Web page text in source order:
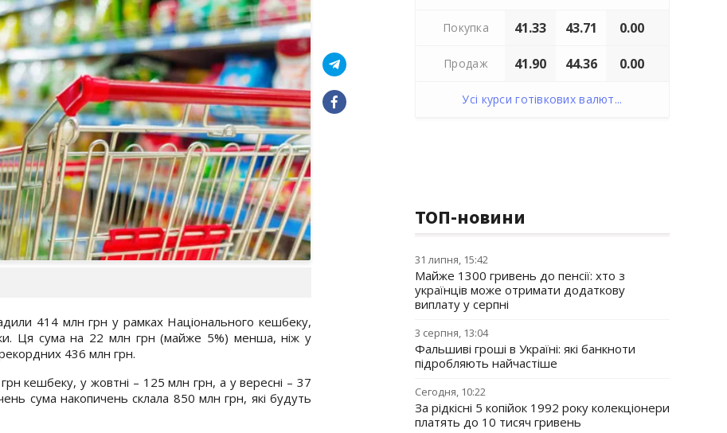
414 млн грн у рамках Національного кешбеку,
Ця сума на 22 млн грн (майже 5%) менша, ніж у
436 млн грн.
кешбеку, у жовтні – 125 млн грн, а у вересні – 37
сума накопичень склала 850 млн грн, які будуть
Покупка 41.33 43.71 0.00
Продаж 41.90 44.36 0.00
Усі курси готівкових валют...
ТОП-новини
31 липня, 15:42
Майже 1300 гривень до пенсії: хто з
українців може отримати додаткову
виплату у серпні
3 серпня, 13:04
Фальшиві гроші в Україні: які банкноти
підробляють найчастіше
Сегодня, 10:22
За рідкісні 5 копійок 1992 року колекціонери
платять до 10 тисяч гривень